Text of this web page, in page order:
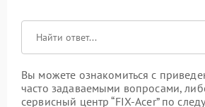
Вы можете ознакомиться с
часто задаваемыми вопросами,
сервисный центр “FIX-Acer” по